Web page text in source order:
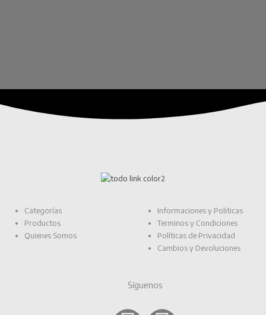
Categorías
Productos
Quienes Somos
Informaciones y Politicas
Terminos y Condiciones
Políticas de Privacidad
Cambios y Devoluciones
Síguenos